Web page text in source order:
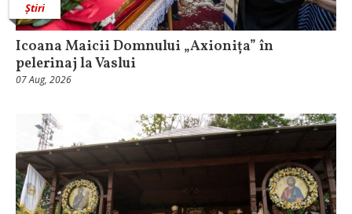
Știri
Icoana Maicii Domnului „Axionița” în
pelerinaj la Vaslui
07 Aug, 2026